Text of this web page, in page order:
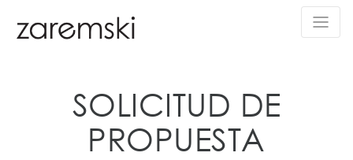
SOLICITUD DE
PROPUESTA